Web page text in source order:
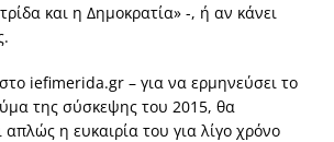
και η Δημοκρατία» -, ή αν κάνει
iefimerida.gr – για να ερμηνεύσει το
της σύσκεψης του 2015, θα
η ευκαιρία του για λίγο χρόνο